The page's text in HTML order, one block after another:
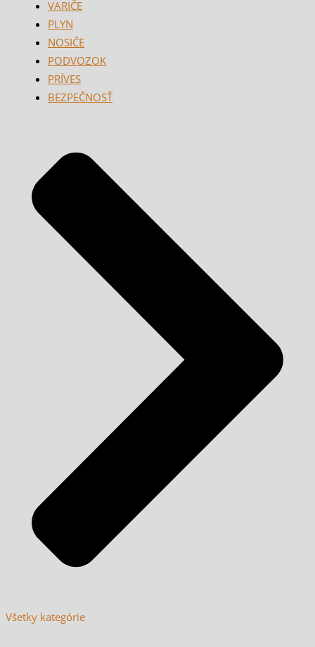
VARIČE
PLYN
NOSIČE
PODVOZOK
PRÍVES
BEZPEČNOSŤ
Všetky kategórie